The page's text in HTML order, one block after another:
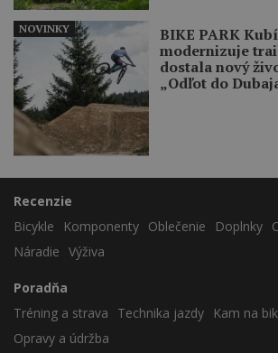
BIKE PARK
modernizuje
dostala nový
„Odľot do
NOVINKY
Recenzie
Bicykle
Komponenty Oblečenie Doplnky
Náradie Výživa
Poradňa
Tréning a strava
Technika jazdy
Kam na
Opravy a údržba